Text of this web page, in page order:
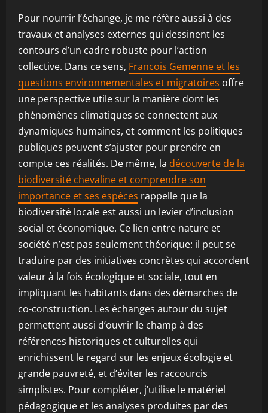
Pour nourrir l’échange, je me réfère aussi à des
travaux et analyses externes qui dessinent les
contours d’un cadre robuste pour l’action
collective. Dans ce sens, Francois Gemenne et les
questions environnementales et migratoires offre
une perspective utile sur la manière dont les
phénomènes climatiques se connectent aux
dynamiques humaines, et comment les politiques
publiques peuvent s’ajuster pour prendre en
compte ces réalités. De même, la découverte de la
biodiversité chevaline et comprendre son
importance et ses espèces rappelle que la
biodiversité locale est aussi un levier d’inclusion
social et économique. Ce lien entre nature et
société n’est pas seulement théorique: il peut se
traduire par des initiatives concrètes qui accordent
valeur à la fois écologique et sociale, tout en
impliquant les habitants dans des démarches de
co-construction. Les échanges autour du sujet
permettent aussi d’ouvrir le champ à des
références historiques et culturelles qui
enrichissent le regard sur les enjeux écologie et
grande pauvreté, et d’éviter les raccourcis
simplistes. Pour compléter, j’utilise le matériel
pédagogique et les analyses produites par des